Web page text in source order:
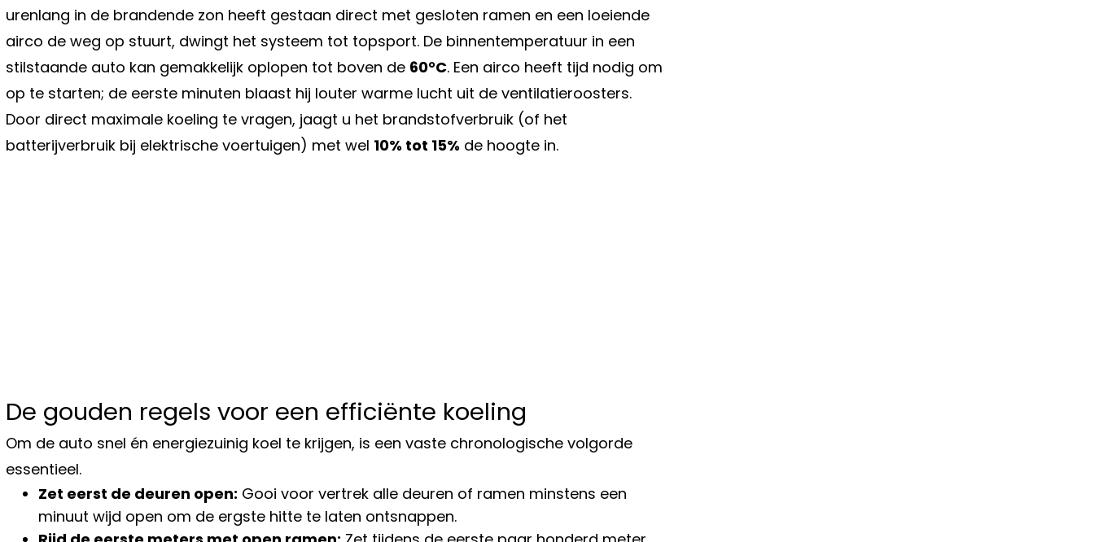
urenlang in de brandende zon heeft gestaan direct met gesloten ramen en een loeiende
airco de weg op stuurt, dwingt het systeem tot topsport. De binnentemperatuur in een
stilstaande auto kan gemakkelijk oplopen tot boven de 60°C. Een airco heeft tijd nodig om
op te starten; de eerste minuten blaast hij louter warme lucht uit de ventilatieroosters.
Door direct maximale koeling te vragen, jaagt u het brandstofverbruik (of het
batterijverbruik bij elektrische voertuigen) met wel 10% tot 15% de hoogte in.
De gouden regels voor een efficiënte koeling
Om de auto snel én energiezuinig koel te krijgen, is een vaste chronologische volgorde
essentieel.
Zet eerst de deuren open: Gooi voor vertrek alle deuren of ramen minstens een
minuut wijd open om de ergste hitte te laten ontsnappen.